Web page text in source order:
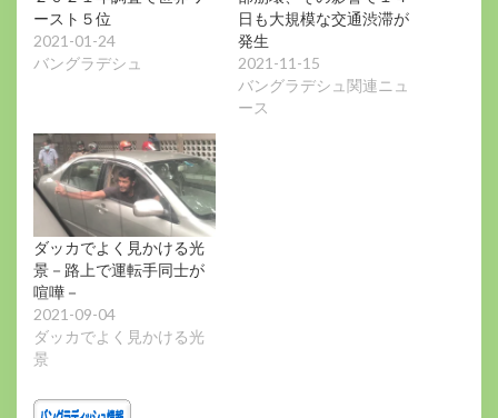
ースト５位
2021-01-24
バングラデシュ
日も大規模な交通渋滞が
発生
2021-11-15
バングラデシュ関連ニュ
ース
ダッカでよく見かける光
景－路上で運転手同士が
喧嘩－
2021-09-04
ダッカでよく見かける光
景